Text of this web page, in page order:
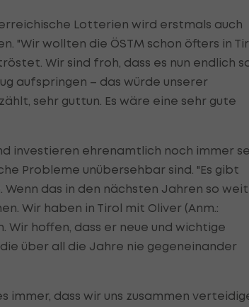
Lotterien wird erstmals auch
"Wir wollten die ÖSTM schon öfters in
Wir sind froh, dass es nun endlich
aufspringen – das würde unserer
sehr guttun. Es wäre eine sehr gute
investieren ehrenamtlich noch immer
Probleme unübersehbar sind. "Es gibt
das in den nächsten Jahren so
Wir haben in Tirol mit Oliver (Anm.:
Wir hoffen, dass er neue und wichtige
über all die Jahre nie gegeneinander
immer, dass wir uns zusammen